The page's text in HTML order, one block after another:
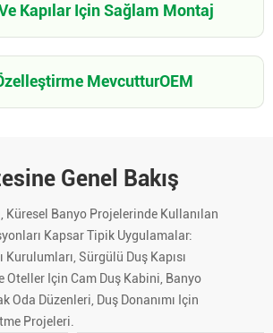
Kapılar Için Sağlam Montaj
MevcutturOEM
Genel Bakış
Küresel Banyo Projelerinde Kullanılan
Kapsar Tipik Uygulamalar:
Kurulumları, Sürgülü Duş Kapısı
Oteller Için Cam Duş Kabini, Banyo
Oda Düzenleri, Duş Donanımı Için
Projeleri.